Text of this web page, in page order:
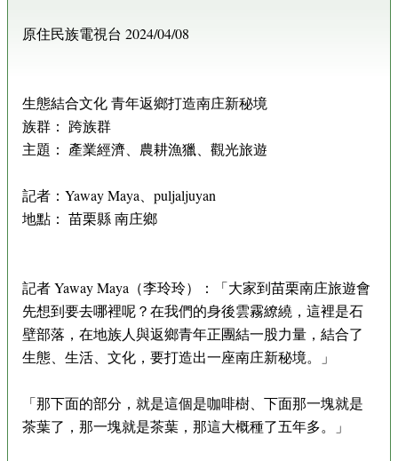
原住民族電視台 2024/04/08
生態結合文化 青年返鄉打造南庄新秘境
族群： 跨族群
主題： 產業經濟、農耕漁獵、觀光旅遊
記者：Yaway Maya、puljaljuyan
地點： 苗栗縣 南庄鄉
記者 Yaway Maya（李玲玲）：「大家到苗栗南庄旅遊會
先想到要去哪裡呢？在我們的身後雲霧繚繞，這裡是石
壁部落，在地族人與返鄉青年正團結一股力量，結合了
生態、生活、文化，要打造出一座南庄新秘境。」
「那下面的部分，就是這個是咖啡樹、下面那一塊就是
茶葉了，那一塊就是茶葉，那這大概種了五年多。」